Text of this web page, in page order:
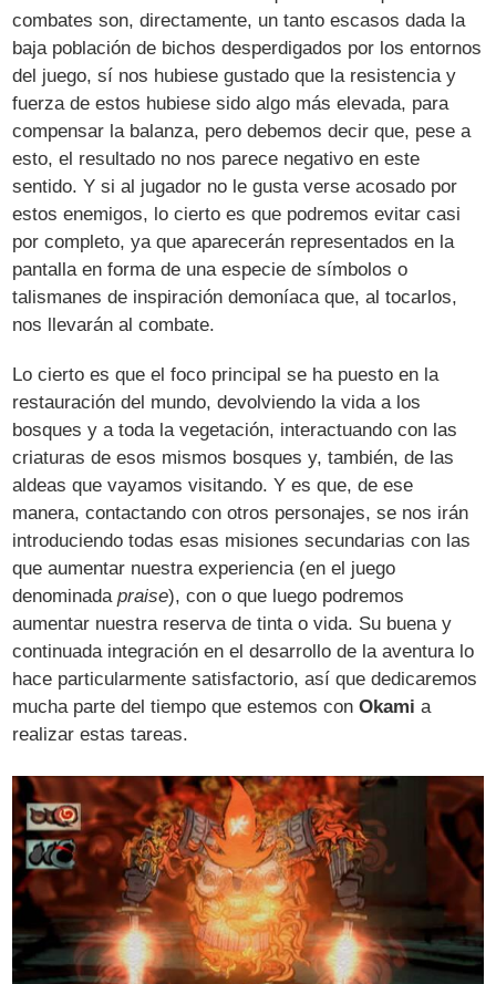
combates son, directamente, un tanto escasos dada la
baja población de bichos desperdigados por los entornos
del juego, sí nos hubiese gustado que la resistencia y
fuerza de estos hubiese sido algo más elevada, para
compensar la balanza, pero debemos decir que, pese a
esto, el resultado no nos parece negativo en este
sentido. Y si al jugador no le gusta verse acosado por
estos enemigos, lo cierto es que podremos evitar casi
por completo, ya que aparecerán representados en la
pantalla en forma de una especie de símbolos o
talismanes de inspiración demoníaca que, al tocarlos,
nos llevarán al combate.
Lo cierto es que el foco principal se ha puesto en la
restauración del mundo, devolviendo la vida a los
bosques y a toda la vegetación, interactuando con las
criaturas de esos mismos bosques y, también, de las
aldeas que vayamos visitando. Y es que, de ese
manera, contactando con otros personajes, se nos irán
introduciendo todas esas misiones secundarias con las
que aumentar nuestra experiencia (en el juego
denominadapraise), con o que luego podremos
aumentar nuestra reserva de tinta o vida. Su buena y
continuada integración en el desarrollo de la aventura lo
hace particularmente satisfactorio, así que dedicaremos
mucha parte del tiempo que estemos conOkami a
realizar estas tareas.